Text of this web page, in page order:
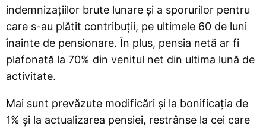
indemnizațiilor brute lunare și a sporurilor pentru
care s-au plătit contribuții, pe ultimele 60 de luni
înainte de pensionare. În plus, pensia netă ar fi
plafonată la 70% din venitul net din ultima lună de
activitate.
Mai sunt prevăzute modificări și la bonificația de
1% și la actualizarea pensiei, restrânse la cei care